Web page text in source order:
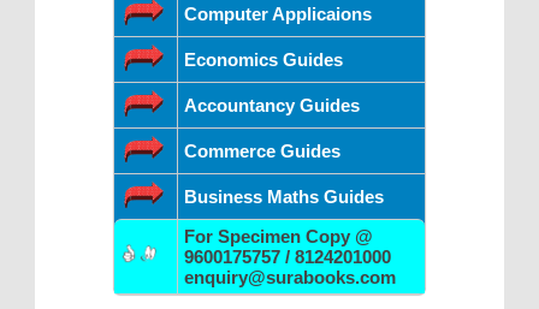
Computer Applicaions
Economics Guides
Accountancy Guides
Commerce Guides
Business Maths Guides
For Specimen Copy @
9600175757 / 8124201000
enquiry@surabooks.com